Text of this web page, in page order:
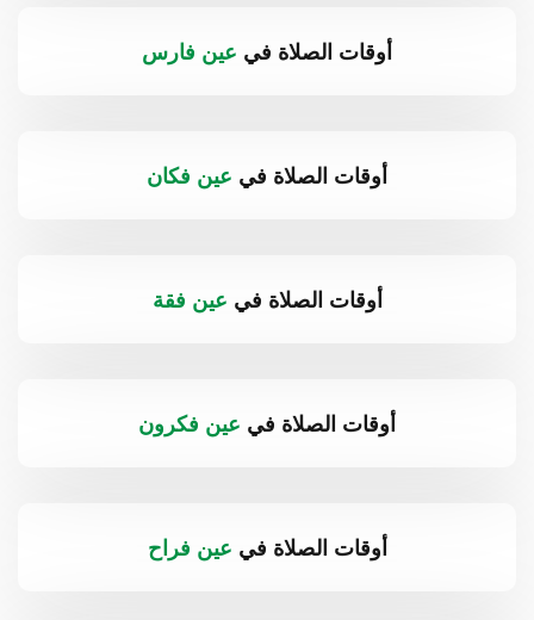
أوقات الصلاة في عين فارس
أوقات الصلاة في عين فكان
أوقات الصلاة في عين فقة
أوقات الصلاة في عين فكرون
أوقات الصلاة في عين فراح